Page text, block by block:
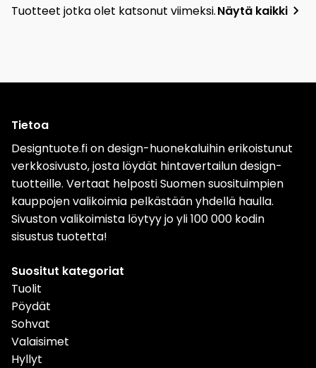
Tuotteet jotka olet katsonut viimeksi.Näytä kaikki
Tietoa
Designtuote.fi on design-huonekaluihin erikoistunut
verkkosivusto, josta löydät hintavertailun design-
tuotteille. Vertaat helposti Suomen suosituimpien
kauppojen valikoimia pelkästään yhdellä haulla.
Sivuston valikoimista löytyy jo yli 100 000 kodin
sisustus tuotetta!
Suositut kategoriat
Tuolit
Pöydät
Sohvat
Valaisimet
Hyllyt